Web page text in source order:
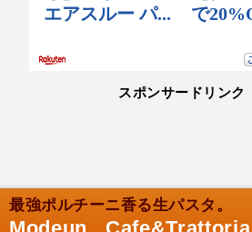
スポンサードリンク
最強ポルチーニ香る生パスタ。